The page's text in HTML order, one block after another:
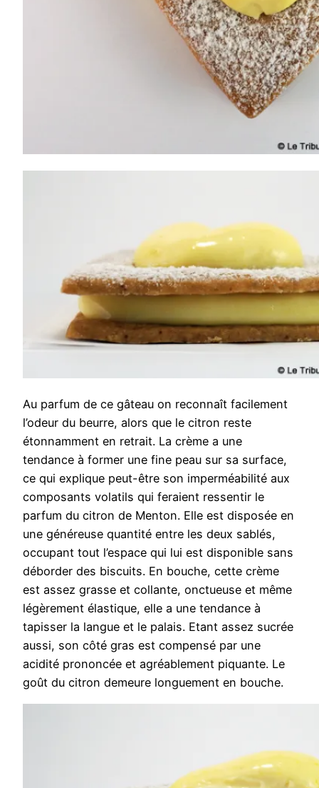
Au parfum de ce gâteau on reconnaît facilement
l’odeur du beurre, alors que le citron reste
étonnamment en retrait. La crème a une
tendance à former une fine peau sur sa surface,
ce qui explique peut-être son imperméabilité aux
composants volatils qui feraient ressentir le
parfum du citron de Menton. Elle est disposée en
une généreuse quantité entre les deux sablés,
occupant tout l’espace qui lui est disponible sans
déborder des biscuits. En bouche, cette crème
est assez grasse et collante, onctueuse et même
légèrement élastique, elle a une tendance à
tapisser la langue et le palais. Etant assez sucrée
aussi, son côté gras est compensé par une
acidité prononcée et agréablement piquante. Le
goût du citron demeure longuement en bouche.